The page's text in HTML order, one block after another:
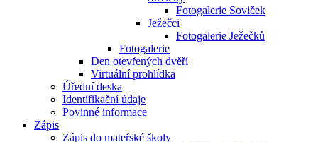
Fotogalerie Soviček
Ježečci
Fotogalerie Ježečků
Fotogalerie
Den otevřených dvěří
Virtuální prohlídka
Úřední deska
Identifikační údaje
Povinné informace
Zápis
Zápis do mateřské školy